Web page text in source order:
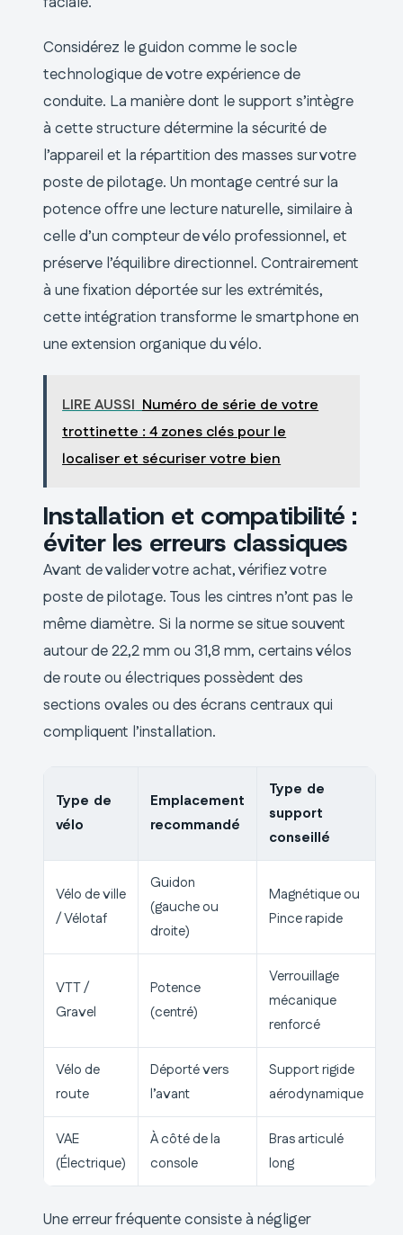
Considérez le guidon comme le socle
technologique de votre expérience de
conduite. La manière dont le support s’intègre
à cette structure détermine la sécurité de
l’appareil et la répartition des masses sur votre
poste de pilotage. Un montage centré sur la
potence offre une lecture naturelle, similaire à
celle d’un compteur de vélo professionnel, et
préserve l’équilibre directionnel. Contrairement
à une fixation déportée sur les extrémités,
cette intégration transforme le smartphone en
une extension organique du vélo.
LIRE AUSSI Numéro de série de votre
trottinette : 4 zones clés pour le
localiser et sécuriser votre bien
Installation et compatibilité :
éviter les erreurs classiques
Avant de valider votre achat, vérifiez votre
poste de pilotage. Tous les cintres n’ont pas le
même diamètre. Si la norme se situe souvent
autour de 22,2 mm ou 31,8 mm, certains vélos
de route ou électriques possèdent des
sections ovales ou des écrans centraux qui
compliquent l’installation.
Type de
vélo
Emplacement
recommandé
Type de
support
conseillé
Vélo de ville
/ Vélotaf
Guidon
(gauche ou
droite)
Magnétique ou
Pince rapide
VTT /
Gravel
Potence
(centré)
Verrouillage
mécanique
renforcé
Vélo de
route
Déporté vers
l’avant
Support rigide
aérodynamique
VAE
(Électrique)
À côté de la
console
Bras articulé
long
Une erreur fréquente consiste à négliger